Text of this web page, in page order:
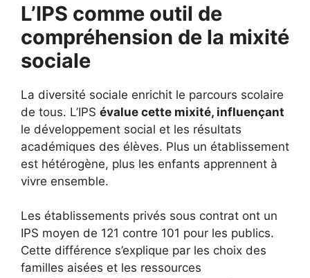
L’IPS comme outil de
compréhension de la mixité
sociale
La diversité sociale enrichit le parcours scolaire
de tous. L’IPS évalue cette mixité, influençant
le développement social et les résultats
académiques des élèves. Plus un établissement
est hétérogène, plus les enfants apprennent à
vivre ensemble.
Les établissements privés sous contrat ont un
IPS moyen de 121 contre 101 pour les publics.
Cette différence s’explique par les choix des
familles aisées et les ressources